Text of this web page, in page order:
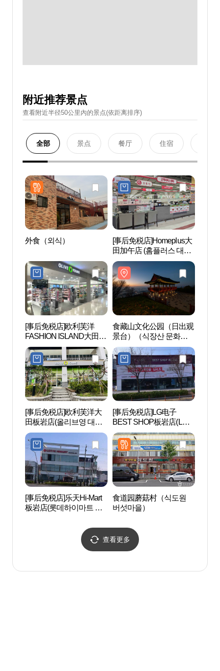
附近推荐景点
查看附近半径50公里內的景点(依距离排序)
全部 景点 餐厅 住宿
外食（외식）
[事后免税店]Homeplus大
田加午店 (홈플러스 대전
가오점)
[事后免税店]欧利芙洋
FASHION ISLAND大田店
(올리브영 패션아일랜드
대전점)
食藏山文化公园（日出观
景台）（식장산 문화공
원（해돋이전망대））
[事后免税店]欧利芙洋大
田板岩店(올리브영 대전
판암점)
[事后免税店]LG电子
BEST SHOP板岩店(LG전
자 베스트샵 판암점)
[事后免税店]乐天Hi-Mart
板岩店(롯데하이마트 판
食道园蘑菇村（식도원
버섯마을）
查看更多